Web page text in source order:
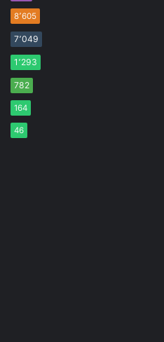
8٬605
7٬049
1٬293
782
164
46